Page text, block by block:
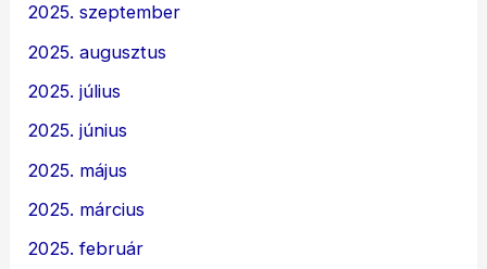
2025. szeptember
2025. augusztus
2025. július
2025. június
2025. május
2025. március
2025. február